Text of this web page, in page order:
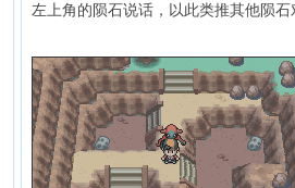
左上角的陨石说话，以此类推其他